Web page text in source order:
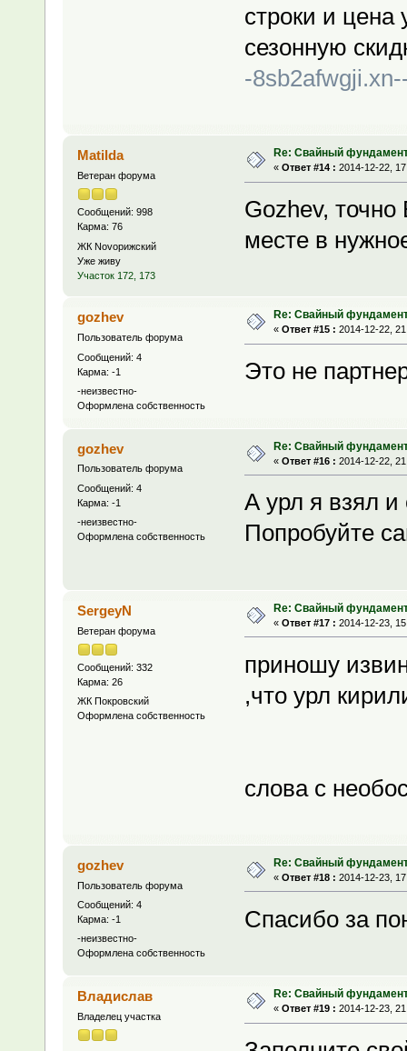
строки и
сезонную
-
Matilda
Ветеран форума
Сообщений: 998
Карма: 76
ЖК Novoрижский
Уже живу
Участок 172, 173
Re: Свайный
« Ответ #14 : 2014-12-22,
Gozhev,
месте в
gozhev
Пользователь форума
Сообщений: 4
Карма: -1
-неизвестно-
Оформлена собственность
Re: Свайный
« Ответ #15 : 2014-12-22,
Это не
gozhev
Пользователь форума
Сообщений: 4
Карма: -1
-неизвестно-
Оформлена собственность
Re: Свайный
« Ответ #16 : 2014-12-22,
А урл я взял и
Попробуйте
SergeyN
Ветеран форума
Сообщений: 332
Карма: 26
ЖК Покровский
Оформлена собственность
Re: Свайный
« Ответ #17 : 2014-12-23,
приношу
,что урл
слова с
gozhev
Пользователь форума
Сообщений: 4
Карма: -1
-неизвестно-
Оформлена собственность
Re: Свайный
« Ответ #18 : 2014-12-23,
Спасибо за
Владислав
Владелец участка
Re: Свайный
« Ответ #19 : 2014-12-23,